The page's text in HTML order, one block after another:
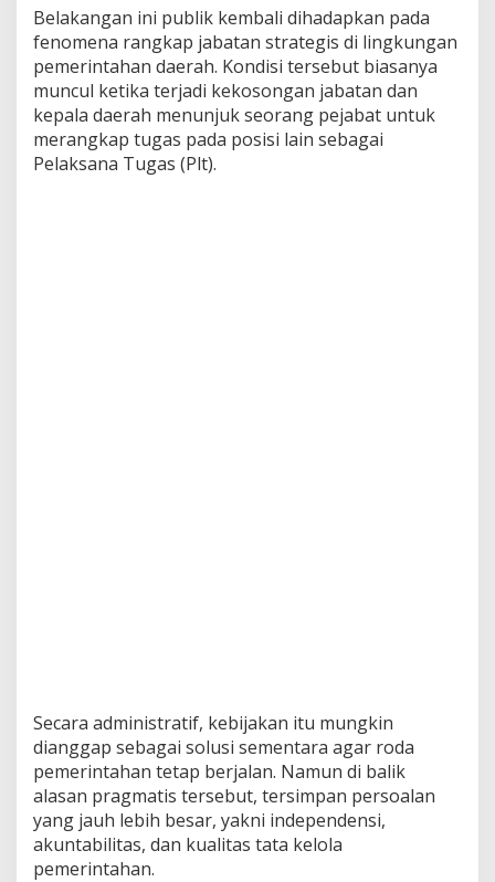
Belakangan ini publik kembali dihadapkan pada
fenomena rangkap jabatan strategis di lingkungan
pemerintahan daerah. Kondisi tersebut biasanya
muncul ketika terjadi kekosongan jabatan dan
kepala daerah menunjuk seorang pejabat untuk
merangkap tugas pada posisi lain sebagai
Pelaksana Tugas (Plt).
Secara administratif, kebijakan itu mungkin
dianggap sebagai solusi sementara agar roda
pemerintahan tetap berjalan. Namun di balik
alasan pragmatis tersebut, tersimpan persoalan
yang jauh lebih besar, yakni independensi,
akuntabilitas, dan kualitas tata kelola
pemerintahan.